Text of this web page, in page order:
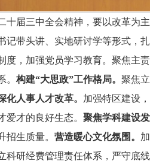
十届三中全会精神，要以改革为
记带头讲、实地研讨学等形式，
度，加强党员学习教育。聚焦主
。 构建“大思政”工作格局。 聚焦
化人事人才改革。 加强特区建设
爱才的良好生态。 聚焦学科建设发
招生质量。 营造暖心文化氛围。
科研经费管理责任体系，严守底